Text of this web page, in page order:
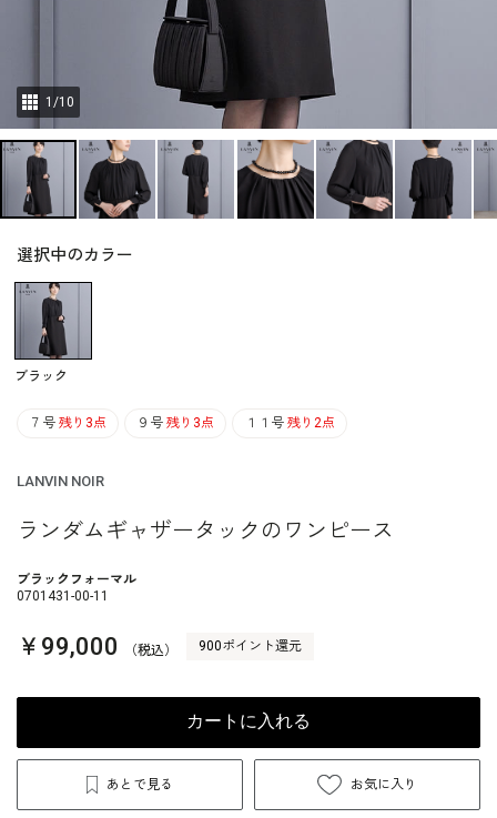
1 /10
選択中のカラー
ブラック
７号 残り3点 ９号 残り3点 １１号 残り2点
LANVIN NOIR
ランダムギャザータックのワンピース
ブラックフォーマル
0701431-00-11
￥99,000 （税込） 900ポイント還元
カートに入れる
あとで見る お気に入り